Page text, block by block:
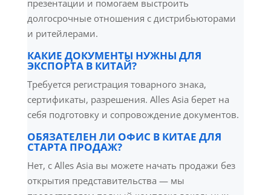
презентации и помогаем выстроить
долгосрочные отношения с дистрибьюторами
и ритейлерами.
КАКИЕ ДОКУМЕНТЫ НУЖНЫ ДЛЯ
ЭКСПОРТА В КИТАЙ?
Требуется регистрация товарного знака,
сертификаты, разрешения. Alles Asia берет на
себя подготовку и сопровождение документов.
ОБЯЗАТЕЛЕН ЛИ ОФИС В КИТАЕ ДЛЯ
СТАРТА ПРОДАЖ?
Нет, с Alles Asia вы можете начать продажи без
открытия представительства — мы